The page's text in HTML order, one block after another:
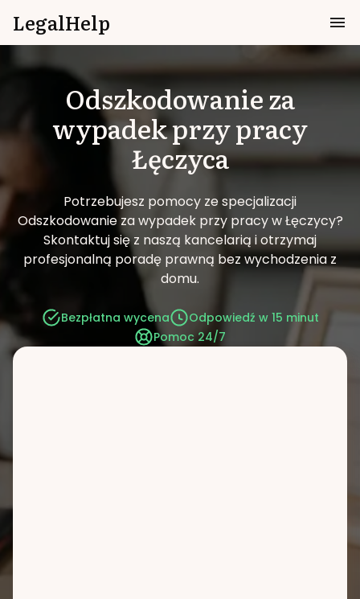
LegalHelp
Odszkodowanie za
wypadek przy pracy
Łęczyca
Potrzebujesz pomocy ze specjalizacji
Odszkodowanie za wypadek przy pracy w Łęczycy?
Skontaktuj się z naszą kancelarią i otrzymaj
profesjonalną poradę prawną bez wychodzenia z
domu.
Bezpłatna wycena
Odpowiedź w 15 minut
Pomoc 24/7